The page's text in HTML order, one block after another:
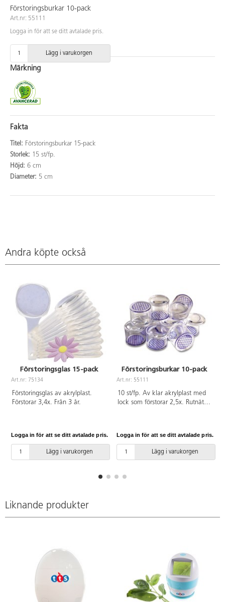
Förstoringsburkar 10-pack
Art.nr: 55111
Logga in för att se ditt avtalade pris.
Lägg i varukorgen
Märkning
Fakta
Titel: Förstoringsburkar 15-pack
Storlek: 15 st/fp.
Höjd: 6 cm
Diameter: 5 cm
Andra köpte också
Förstoringsglas 15-pack
Art.nr: 75134
Förstoringsglas av akrylplast.
Förstorar 3,4x. Från 3 år.
Logga in för att se ditt avtalade pris.
Lägg i varukorgen
Förstoringsburkar 10-pack
Art.nr: 55111
10 st/fp. Av klar akrylplast med
lock som förstorar 2,5x. Rutnät i
Logga in för att se ditt avtalade pris.
Lägg i varukorgen
Liknande produkter